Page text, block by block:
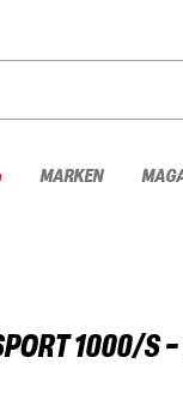
MARKEN
1000/S